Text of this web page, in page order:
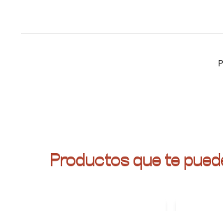
Productos que te